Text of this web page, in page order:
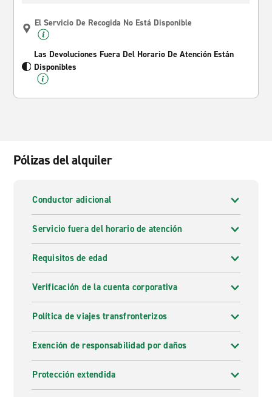
El Servicio De Recogida No Está Disponible
Las Devoluciones Fuera Del Horario De Atención Están
Disponibles
Pólizas del alquiler
Conductor adicional
Servicio fuera del horario de atención
Requisitos de edad
Verificación de la cuenta corporativa
Política de viajes transfronterizos
Exención de responsabilidad por daños
Protección extendida